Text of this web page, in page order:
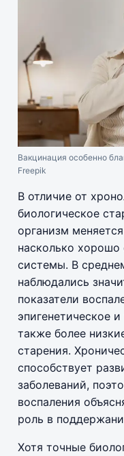
Вакцинация особенно
Freepik
В отличие от
биологическое
организм
насколько
системы. В
наблюдались
показатели
эпигенетическое
также более
старения.
способствует
заболеваний,
воспаления
роль в
Хотя точные